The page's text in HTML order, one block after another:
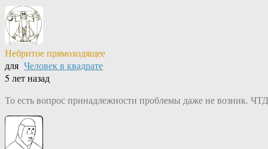
Небритое прямоходящее
для Человек в квадрате
5 лет назад
То есть вопрос принадлежности проблемы даже не возник.